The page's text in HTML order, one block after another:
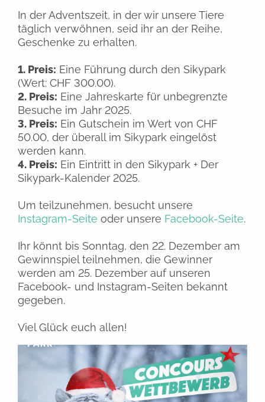
In der Adventszeit, in der wir unsere Tiere
täglich verwöhnen, seid ihr an der Reihe,
Geschenke zu erhalten.
1. Preis: Eine Führung durch den Sikypark
(Wert: CHF 300.00).
2. Preis: Eine Jahreskarte für unbegrenzte
Besuche im Jahr 2025.
3. Preis: Ein Gutschein im Wert von CHF
50.00, der überall im Sikypark eingelöst
werden kann.
4. Preis: Ein Eintritt in den Sikypark + Der
Sikypark-Kalender 2025.
Um teilzunehmen, besucht unsere
Instagram-Seite oder unsere Facebook-Seite.
Ihr könnt bis Sonntag, den 22. Dezember am
Gewinnspiel teilnehmen, die Gewinner
werden am 25. Dezember auf unseren
Facebook- und Instagram-Seiten bekannt
gegeben.
Viel Glück euch allen!